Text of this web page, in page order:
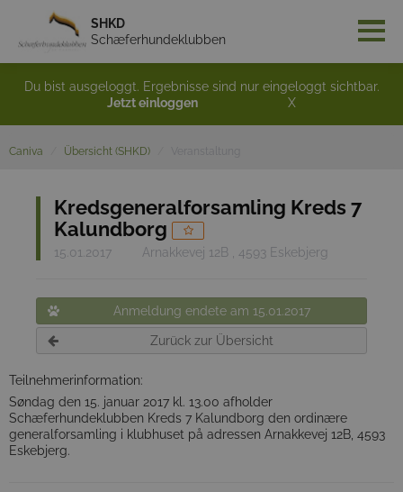
SHKD
Schæferhundeklubben
Du bist ausgeloggt. Ergebnisse sind nur eingeloggt sichtbar.
Jetzt einloggen
X
Caniva Übersicht (SHKD)
Kredsgeneralforsamling Kreds 7
Kalundborg
15.01.2017 Arnakkevej 12B , 4593 Eskebjerg
Anmeldung endete am 15.01.2017
Zurück zur Übersicht
Teilnehmerinformation:
Søndag den 15. januar 2017 kl. 13.00 afholder
Schæferhundeklubben Kreds 7 Kalundborg den ordinære
generalforsamling i klubhuset på adressen Arnakkevej 12B, 4593
Eskebjerg.